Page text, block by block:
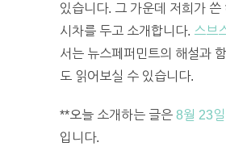
있습니다. 그 가운데 저희가 쓴
시차를 두고 소개합니다. 스브
서는 뉴스페퍼민트의 해설과
도 읽어보실 수 있습니다.
**오늘 소개하는 글은 8월 23
입니다.